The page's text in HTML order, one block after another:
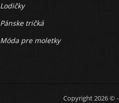
Lodičky
Pánske tričká
Móda pre moletky
Copyright 2026 © -